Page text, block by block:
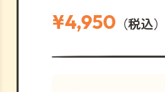
¥4,950 （税込）